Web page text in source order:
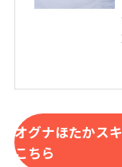
オグナほたかス
こちら